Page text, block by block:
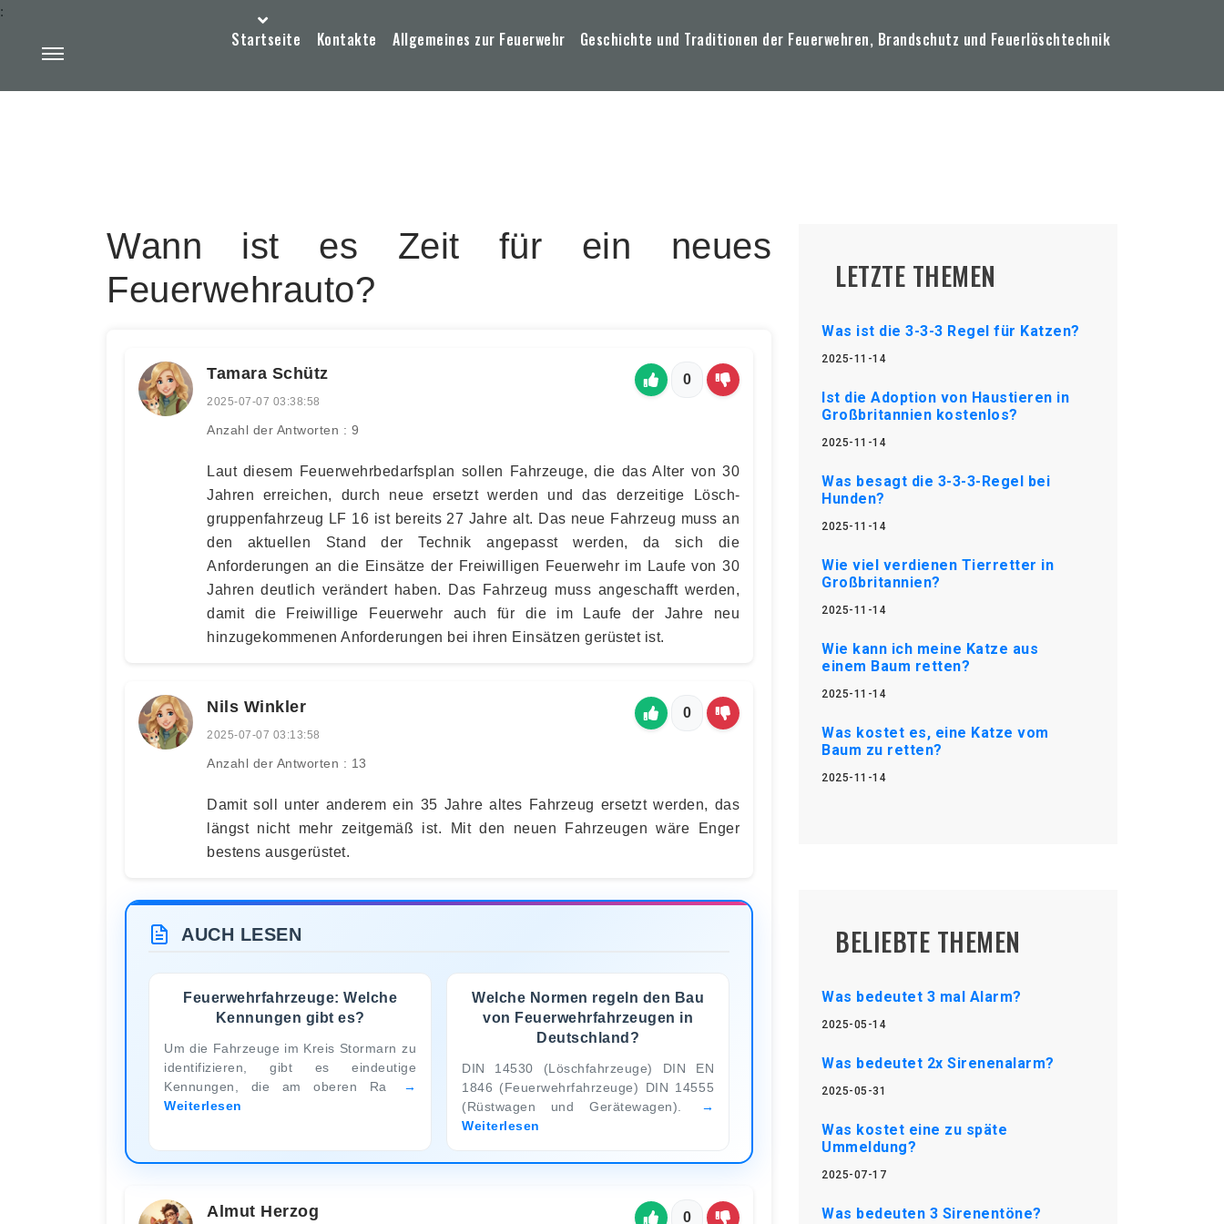
Startseite Kontakte Allgemeines zur Feuerwehr Geschichte und Traditionen der Feuerwehren, Brandschutz und Feuerlöschtechnik
:
Wann ist es Zeit für ein neues
Feuerwehrauto?
Tamara Schütz
2025-07-07 03:38:58
Anzahl der Antworten : 9
0
Laut diesem Feuerwehrbedarfsplan sollen Fahrzeuge, die das Alter von 30
Jahren erreichen, durch neue ersetzt werden und das derzeitige Lösch­
gruppenfahrzeug LF 16 ist bereits 27 Jahre alt. Das neue Fahrzeug muss an
den aktuellen Stand der Technik angepasst werden, da sich die
Anforderungen an die Einsätze der Freiwilligen Feuerwehr im Laufe von 30
Jahren deutlich verändert haben. Das Fahrzeug muss angeschafft werden,
damit die Freiwillige Feuerwehr auch für die im Laufe der Jahre neu
hinzugekommenen Anforderungen bei ihren Einsätzen gerüstet ist.
Nils Winkler
2025-07-07 03:13:58
Anzahl der Antworten : 13
0
Damit soll unter anderem ein 35 Jahre altes Fahrzeug ersetzt werden, das
längst nicht mehr zeitgemäß ist. Mit den neuen Fahrzeugen wäre Enger
bestens ausgerüstet.
AUCH LESEN
Feuerwehrfahrzeuge: Welche
Kennungen gibt es?
Um die Fahrzeuge im Kreis Stormarn zu
identifizieren, gibt es eindeutige
Kennungen, die am oberen Ra
Weiterlesen
Welche Normen regeln den Bau
von Feuerwehrfahrzeugen in
Deutschland?
DIN 14530 (Löschfahrzeuge) DIN EN
1846 (Feuerwehrfahrzeuge) DIN 14555
(Rüstwagen und Gerätewagen).
Weiterlesen
Almut Herzog 0
LETZTE THEMEN
Was ist die 3-3-3 Regel für Katzen?
2025-11-14
Ist die Adoption von Haustieren in
Großbritannien kostenlos?
2025-11-14
Was besagt die 3-3-3-Regel bei
Hunden?
2025-11-14
Wie viel verdienen Tierretter in
Großbritannien?
2025-11-14
Wie kann ich meine Katze aus
einem Baum retten?
2025-11-14
Was kostet es, eine Katze vom
Baum zu retten?
2025-11-14
BELIEBTE THEMEN
Was bedeutet 3 mal Alarm?
2025-05-14
Was bedeutet 2x Sirenenalarm?
2025-05-31
Was kostet eine zu späte
Ummeldung?
2025-07-17
Was bedeuten 3 Sirenentöne?